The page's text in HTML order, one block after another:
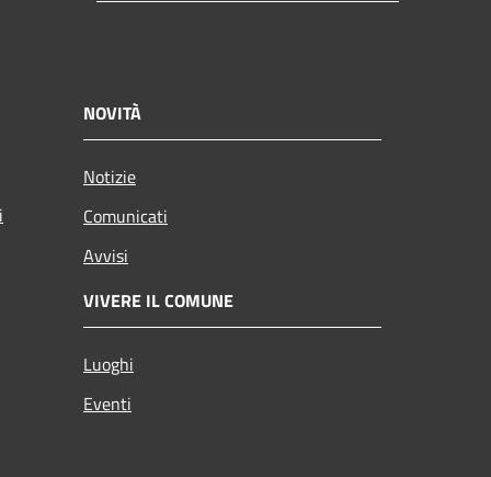
NOVITÀ
Notizie
Comunicati
Avvisi
VIVERE IL COMUNE
Luoghi
Eventi